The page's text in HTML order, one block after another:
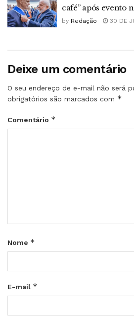
café” após evento
by Redação 30 DE
Deixe um comentário
O seu endereço de e-mail não será
obrigatórios são marcados com *
Comentário *
Nome *
E-mail *